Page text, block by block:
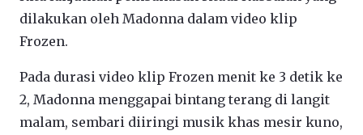
dilakukan oleh Madonna dalam video klip
Frozen.
Pada durasi video klip Frozen menit ke 3 detik ke
2, Madonna menggapai bintang terang di langit
malam, sembari diiringi musik khas mesir kuno,